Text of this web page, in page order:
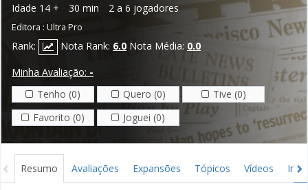
Idade 14 + 30 min 2 a 6 jogadores
Editora : Ultra Pro
Rank: Nota Rank: 6.0 Nota Média: 0.0
Minha Avaliação: -
Tenho (0)
Quero (0)
Tive (0)
Favorito (0)
Joguei (0)
Resumo Avaliações Expansões Tópicos Vídeos